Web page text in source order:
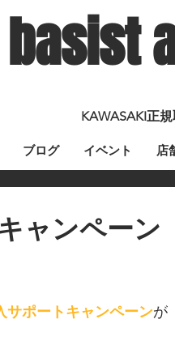
basist
KAWASAKI正
ブログ イベント 店
ャンペーン
サポートキャンペーンが